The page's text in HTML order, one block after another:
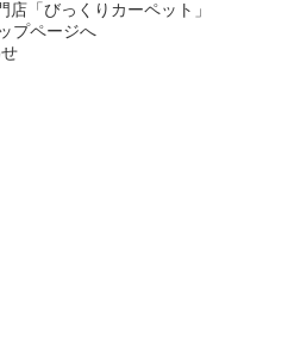
「びっくりカーペット」